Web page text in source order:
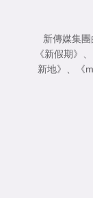
新傳媒集
《新假期》 、
新地》 、 《